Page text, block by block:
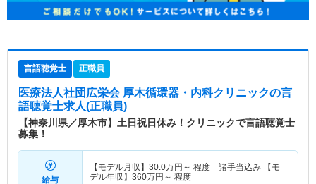
言語聴覚士 正職員
医療法人社団広栄会 厚木循環器・内科クリニックの言
語聴覚士求人(正職員)
【神奈川県／厚木市】土日祝日休み！クリニックで言語聴覚士
募集！
給与
【モデル月収】 30.0万円～ 程度 諸手当込み 【モ
デル年収】 360万円～ 程度